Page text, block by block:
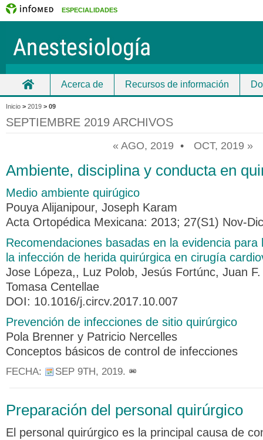
ESPECIALIDADES
Acerca de Recursos de información
Inicio > 2019 > 09
SEPTIEMBRE 2019 ARCHIVOS
« AGO, 2019 • OCT, 2019 »
Ambiente, disciplina y conducta en
Medio ambiente quirúgico
Pouya Alijanipour, Joseph Karam
Acta Ortopédica Mexicana: 2013; 27(S1) Nov-
Recomendaciones basadas en la evidencia para
la infección de herida quirúrgica en cirugía
Jose Lópeza,, Luz Polob, Jesús Fortúnc, Juan
Tomasa Centellae
DOI: 10.1016/j.circv.2017.10.007
Prevención de infecciones de sitio quirúrgico
Pola Brenner y Patricio Nercelles
Conceptos básicos de control de infecciones
FECHA: SEP 9TH, 2019.
Preparación del personal quirúrgico
El personal quirúrgico es la principal causa de